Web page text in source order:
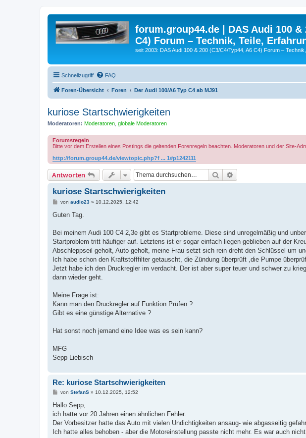
forum.group44.de | DAS Audi 100 &
C4) Forum – Technik, Teile,
seit 2003: DAS Audi 100 & 200 (C3/C4/Typ44, A6 C4) Forum –
Schnellzugriff FAQ
Foren-Übersicht Foren Der Audi 100/A6 Typ C4 ab MJ91
kuriose Startschwierigkeiten
Moderatoren: Moderatoren globale Moderatoren
Forumsregeln
Bitte vor dem Erstellen eines Postings die geltenden Forenregeln beachten. Moderatoren und der Site-
http://forum.group44.de/viewtopic.php?f ... 1#p1242111
Antworten Suche
kuriose Startschwierigkeiten
B
i
a
von audio23» 10.12.2025, 12:42
Guten Tag.
Bei meinem Audi 100 C4 2,3e gibt es Startprobleme. Diese sind unregelmäßig und
Startproblem tritt häufiger auf. Letztens ist er sogar einfach liegen geblieben auf der
Abschleppseil geholt, Auto geholt, meine Frau setzt sich rein dreht den Schlüssel um
Ich habe schon den Kraftstofffilter getauscht, die Zündung überprüft ,die Pumpe
Jetzt habe ich den Druckregler im verdacht. Der ist aber super teuer und schwer zu
dann wieder geht.
Meine Frage ist:
Kann man den Druckregler auf Funktion Prüfen ?
Gibt es eine günstige Alternative ?
Hat sonst noch jemand eine Idee was es sein kann?
MFG
Sepp Liebisch
Re: kuriose Startschwierigkeiten
B
i
r
a
von StefanS» 10.12.2025, 12:52
Hallo Sepp,
ich hatte vor 20 Jahren einen ähnlichen Fehler.
Der Vorbesitzer hatte das Auto mit vielen Undichtigkeiten ansaug- wie abgasseitig
Ich hatte alles behoben - aber die Motoreinstellung passte nicht mehr. Es war auch